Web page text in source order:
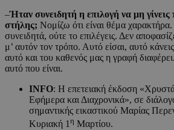
–Ήταν συνειδητή η επιλογή να μη
στήλης; Νομίζω ότι είναι θέμα χαρακτήρα.
συνειδητά, ούτε το επιλέγεις. Δεν
μ’ αυτόν τον τρόπο. Αυτό είσαι, αυτό
αυτό και του καθενός μας η γραφή
αυτό που είναι.
INFO: H επετειακή έκδοση
Εφήμερα και Διαχρονικά», σε
σημαντικής εικαστικού Μαρίας
Κυριακή 1η Μαρτίου.